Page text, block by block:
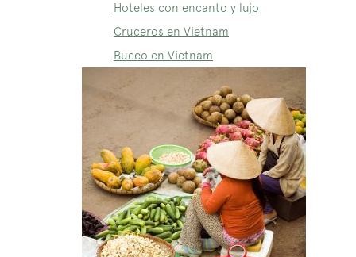
Hoteles con encanto y lujo
Cruceros en Vietnam
Buceo en Vietnam